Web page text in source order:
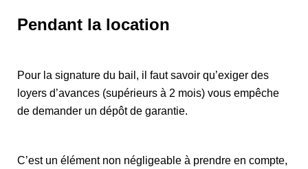
Pendant la location
Pour la signature du bail, il faut savoir qu’exiger des
loyers d’avances (supérieurs à 2 mois) vous empêche
de demander un dépôt de garantie.
C’est un élément non négligeable à prendre en compte,